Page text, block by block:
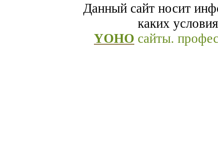
Данный сайт носит
каких
YOHO сайты.